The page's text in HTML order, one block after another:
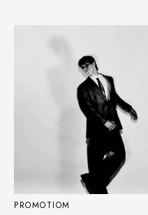
PROMOTIOM